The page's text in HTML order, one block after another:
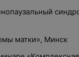
матки», Минск